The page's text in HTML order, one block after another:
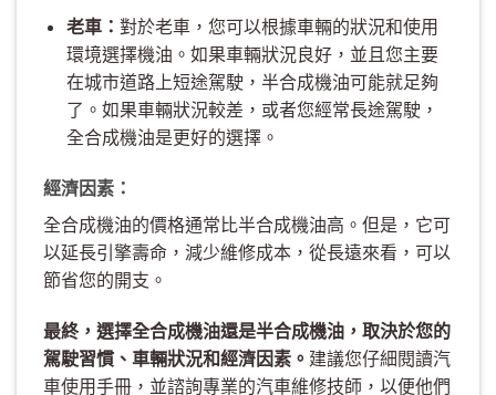
老車： 對於老車，您可以根據車輛的狀況和使用
環境選擇機油。如果車輛狀況良好，並且您主要
在城市道路上短途駕駛，半合成機油可能就足夠
了。如果車輛狀況較差，或者您經常長途駕駛，
全合成機油是更好的選擇。
經濟因素：
全合成機油的價格通常比半合成機油高。但是，它可
以延長引擎壽命，減少維修成本，從長遠來看，可以
節省您的開支。
最終，選擇全合成機油還是半合成機油，取決於您的
駕駛習慣、車輛狀況和經濟因素。 建議您仔細閱讀汽
車使用手冊，並諮詢專業的汽車維修技師，以便他們